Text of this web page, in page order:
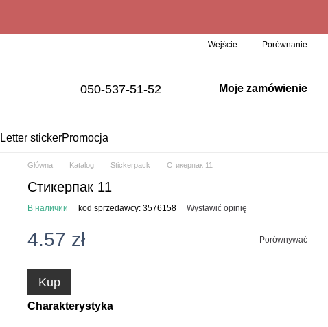
Wejście Porównanie
050-537-51-52 Moje zamówienie
Letter stickerPromocja
Główna Katalog Stickerpack Стикерпак 11
Стикерпак 11
В наличии kod sprzedawcy: 3576158 Wystawić opinię
4.57 zł Porównywać
Kup
Charakterystyka